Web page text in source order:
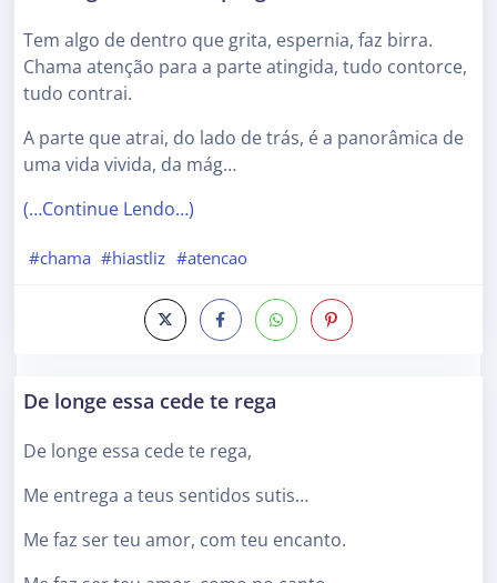
Tem algo de dentro que grita, espernia, faz birra.
Chama atenção para a parte atingida, tudo contorce,
tudo contrai.
A parte que atrai, do lado de trás, é a panorâmica de
uma vida vivida, da mág…
(…Continue Lendo…)
#chama #hiastliz #atencao
De longe essa cede te rega
De longe essa cede te rega,
Me entrega a teus sentidos sutis…
Me faz ser teu amor, com teu encanto.